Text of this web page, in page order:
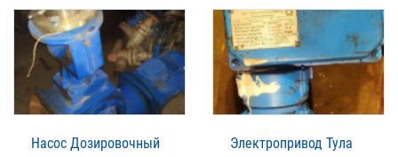
Насос Дозировочный
Электропривод Тула